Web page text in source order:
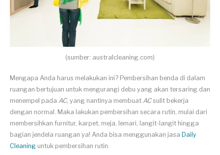
(sumber: australcleaning.com)
Mengapa Anda harus melakukan ini? Pembersihan benda di dalam
ruangan bertujuan untuk mengurangi debu yang akan tersaring dan
menempel pada AC, yang nantinya membuat ACsulit bekerja
dengan normal. Maka lakukan pembersihan secara rutin, mulai dari
membersihkan furnitur, karpet, meja, lemari, langit-langit hingga
bagian jendela ruangan ya! Anda bisa menggunakan jasa Daily
Cleaning untuk pembersihan rutin.